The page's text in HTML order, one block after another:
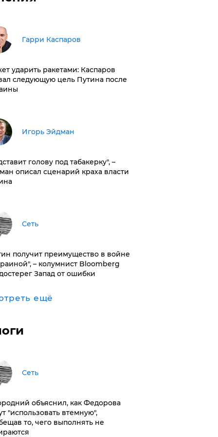
Гарри Каспаров
ударить ракетами: Каспаров
следующую цель Путина после
Игорь Эйдман
голову под табакерку", –
описал сценарий краха власти
Сеть
получит преимущество в войне
– колумнист Bloomberg
Запад от ошибки
ещё
Сеть
объяснил, как Федорова
"использовать втемную",
то, чего выполнять не